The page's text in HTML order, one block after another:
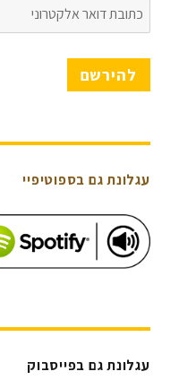
דואר
אלקטרוני
להירשם
עגלונת גם בספוטיפיי
עגלונת גם בפייסבוק